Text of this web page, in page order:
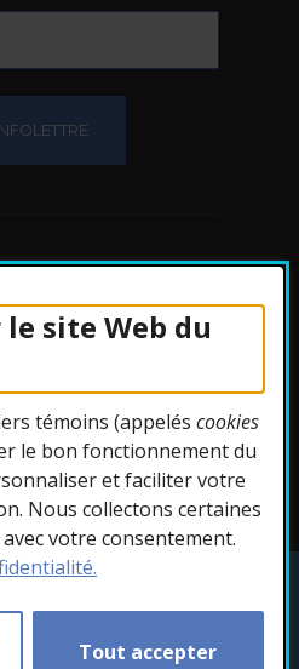
site Web du
témoins (appeléscookies
le bon fonctionnement du
et faciliter votre
Nous collectons certaines
votre consentement.
Tout accepter
les témoins